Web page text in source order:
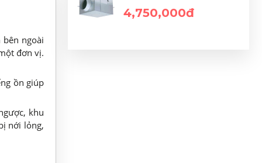
ngoài
đơn vị.
ồn giúp
khu
nới lỏng,
4,750,000đ